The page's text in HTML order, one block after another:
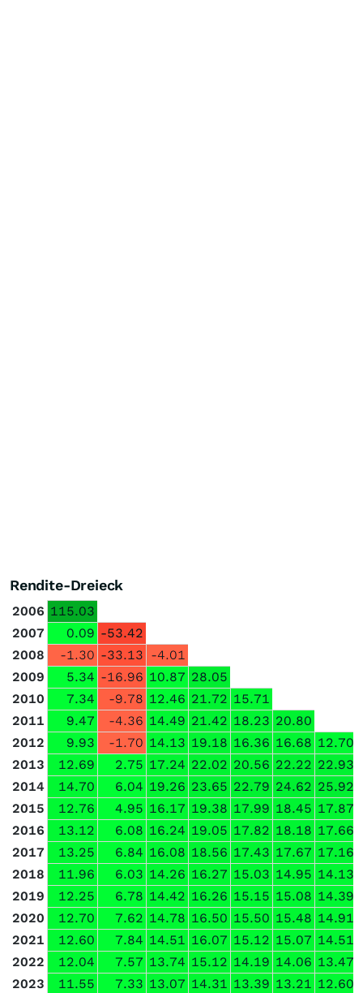
Rendite-Dreieck
2006 115.03
2007
0.09 -53.42
2008
-1.30 -33.13 -4.01
2009
5.34 -16.96 10.87 28.05
2010
7.34 -9.78 12.46 21.72 15.71
2011
9.47 -4.36 14.49 21.42 18.23 20.80
2012
9.93 -1.70 14.13 19.18 16.36 16.68 12.70
2013
12.69 2.75 17.24 22.02 20.56 22.22 22.93
2014
14.70 6.04 19.26 23.65 22.79 24.62 25.92
2015
12.76 4.95 16.17 19.38 17.99 18.45 17.87
2016
13.12 6.08 16.24 19.05 17.82 18.18 17.66
2017
13.25 6.84 16.08 18.56 17.43 17.67 17.16
2018
11.96 6.03 14.26 16.27 15.03 14.95 14.13
2019
12.25 6.78 14.42 16.26 15.15 15.08 14.39
2020
12.70 7.62 14.78 16.50 15.50 15.48 14.91
2021
12.60 7.84 14.51 16.07 15.12 15.07 14.51
2022
12.04 7.57 13.74 15.12 14.19 14.06 13.47
2023
11.55 7.33 13.07 14.31 13.39 13.21 12.60